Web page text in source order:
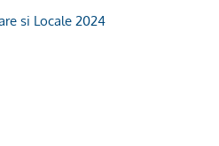
si Locale 2024